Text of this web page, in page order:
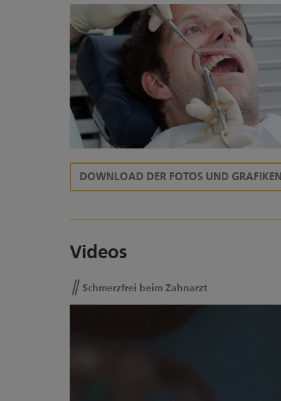
DOWNLOAD DER FOTOS UND GRAFIKEN
Videos
Schmerzfrei beim Zahnarzt